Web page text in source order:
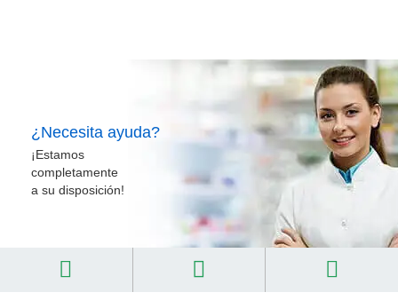
¿Necesita ayuda?
¡Estamos
completamente
a su disposición!